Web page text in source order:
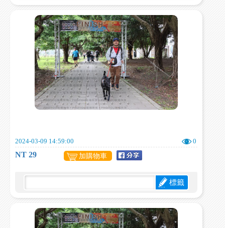
2024-03-09 14:59:00 0
NT 29 加購物車
標籤